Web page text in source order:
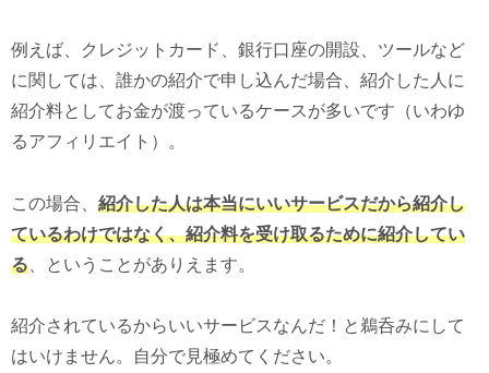
例えば、クレジットカード、銀行口座の開設、ツールなど
に関しては、誰かの紹介で申し込んだ場合、紹介した人に
紹介料としてお金が渡っているケースが多いです（いわゆ
るアフィリエイト）。
この場合、 紹介した人は本当にいいサービスだから紹介し
ているわけではなく、紹介料を受け取るために紹介してい
る 、ということがありえます。
紹介されているからいいサービスなんだ！と鵜呑みにして
はいけません。自分で見極めてください。